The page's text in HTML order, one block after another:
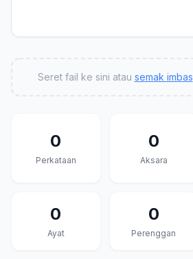
Seret fail ke sini atau semak imbas
0
Perkataan
0
Aksara
0
Ayat
0
Perenggan